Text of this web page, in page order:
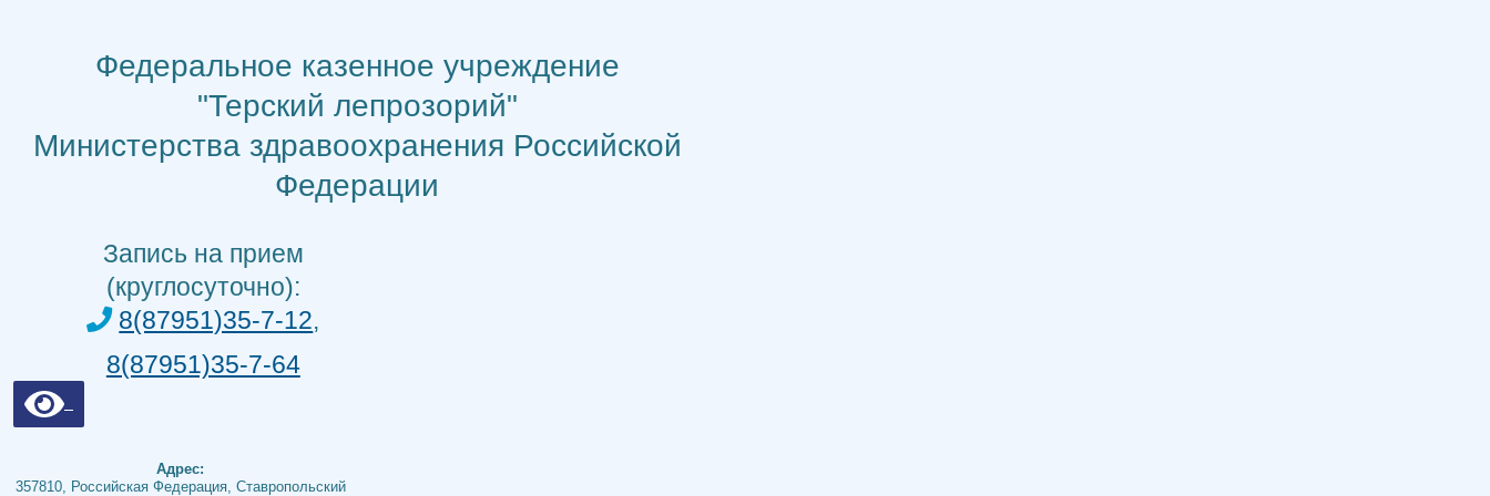
содержимомуФедеральное казенное учреждение
"Терский лепрозорий"
Министерства здравоохранения Российской
Федерации
Запись на прием
(круглосуточно):
8(87951)35-7-12,
8(87951)35-7-64
Адрес:
357810, Российская Федерация, Ставропольский